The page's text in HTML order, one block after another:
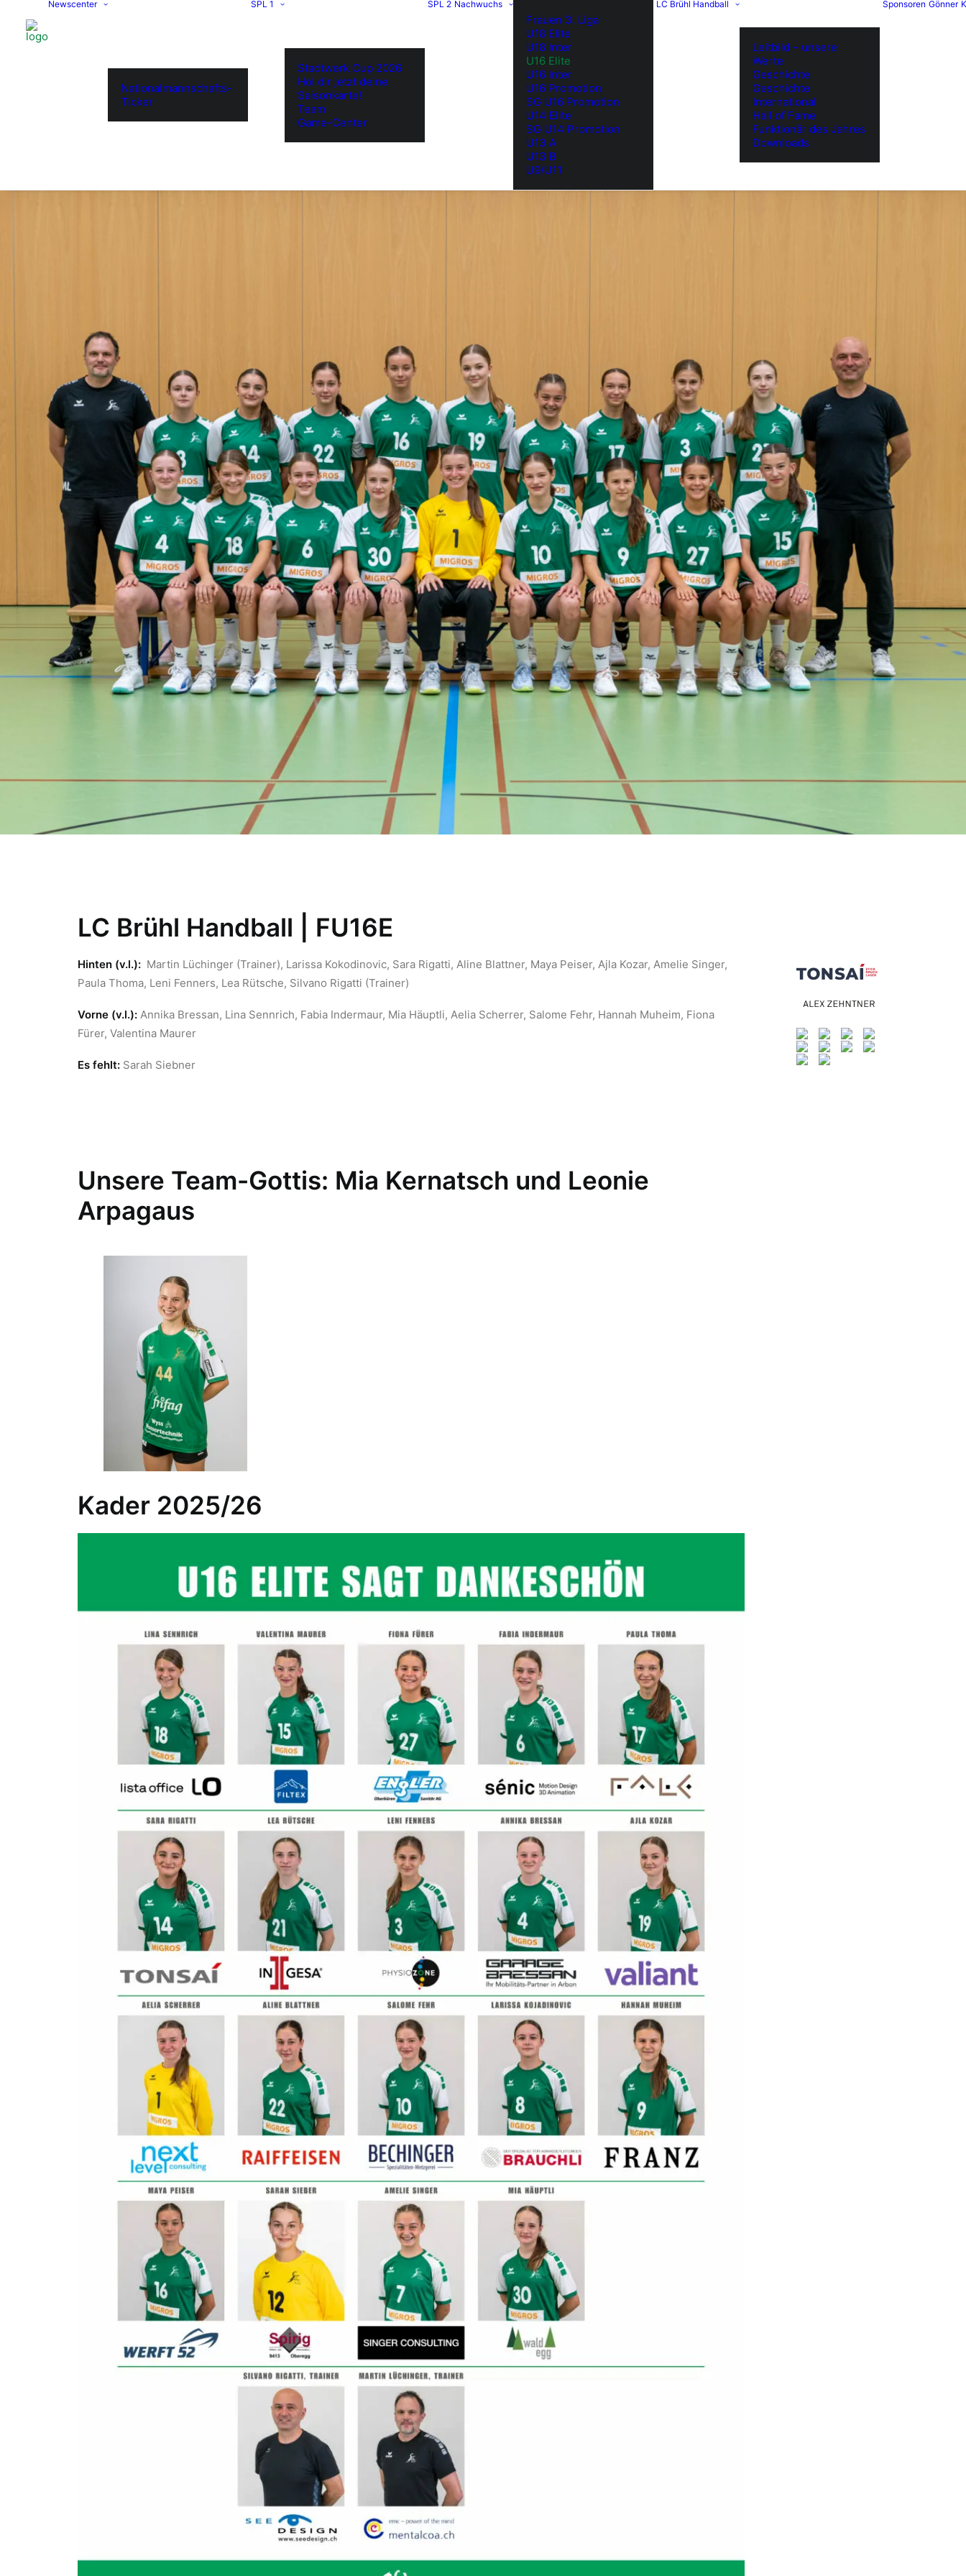
Newscenter
Nationalmannschafts-
Ticker
SPL 1
Stadtwerk Cup 2026
Hol dir jetzt deine
Saisonkarte!
Team
Game-Center
SPL 2 Nachwuchs
Frauen 3. Liga
U18 Elite
U18 Inter
U16 Elite
U16 Inter
U16 Promotion
SG U16 Promotion
U14 Elite
SG U14 Promotion
U13 A
U13 B
U9/U11
LC Brühl Handball
Leitbild – unsere
Werte
Geschichte
Geschichte
International
Hall of Fame
Funktionär des Jahres
Downloads
Sponsoren Gönner
LC Brühl Handball | FU16E
Hinten (v.l.): Martin Lüchinger (Trainer), Larissa Kokodinovic, Sara Rigatti, Aline Blattner, Maya Peiser, Ajla Kozar, Amelie Singer,
Paula Thoma, Leni Fenners, Lea Rütsche, Silvano Rigatti (Trainer)
Vorne (v.l.): Annika Bressan, Lina Sennrich, Fabia Indermaur, Mia Häuptli, Aelia Scherrer, Salome Fehr, Hannah Muheim, Fiona
Fürer, Valentina Maurer
Es fehlt: Sarah Siebner
Unsere Team-Gottis: Mia Kernatsch und Leonie
Arpagaus
Kader 2025/26